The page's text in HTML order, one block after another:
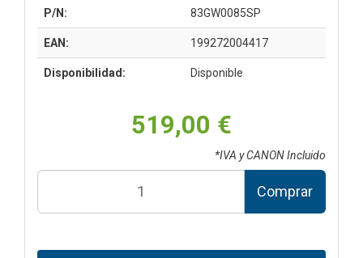
P/N: 83GW0085SP
EAN: 199272004417
Disponibilidad: Disponible
519,00 €
*IVA y CANON Incluido
Comprar